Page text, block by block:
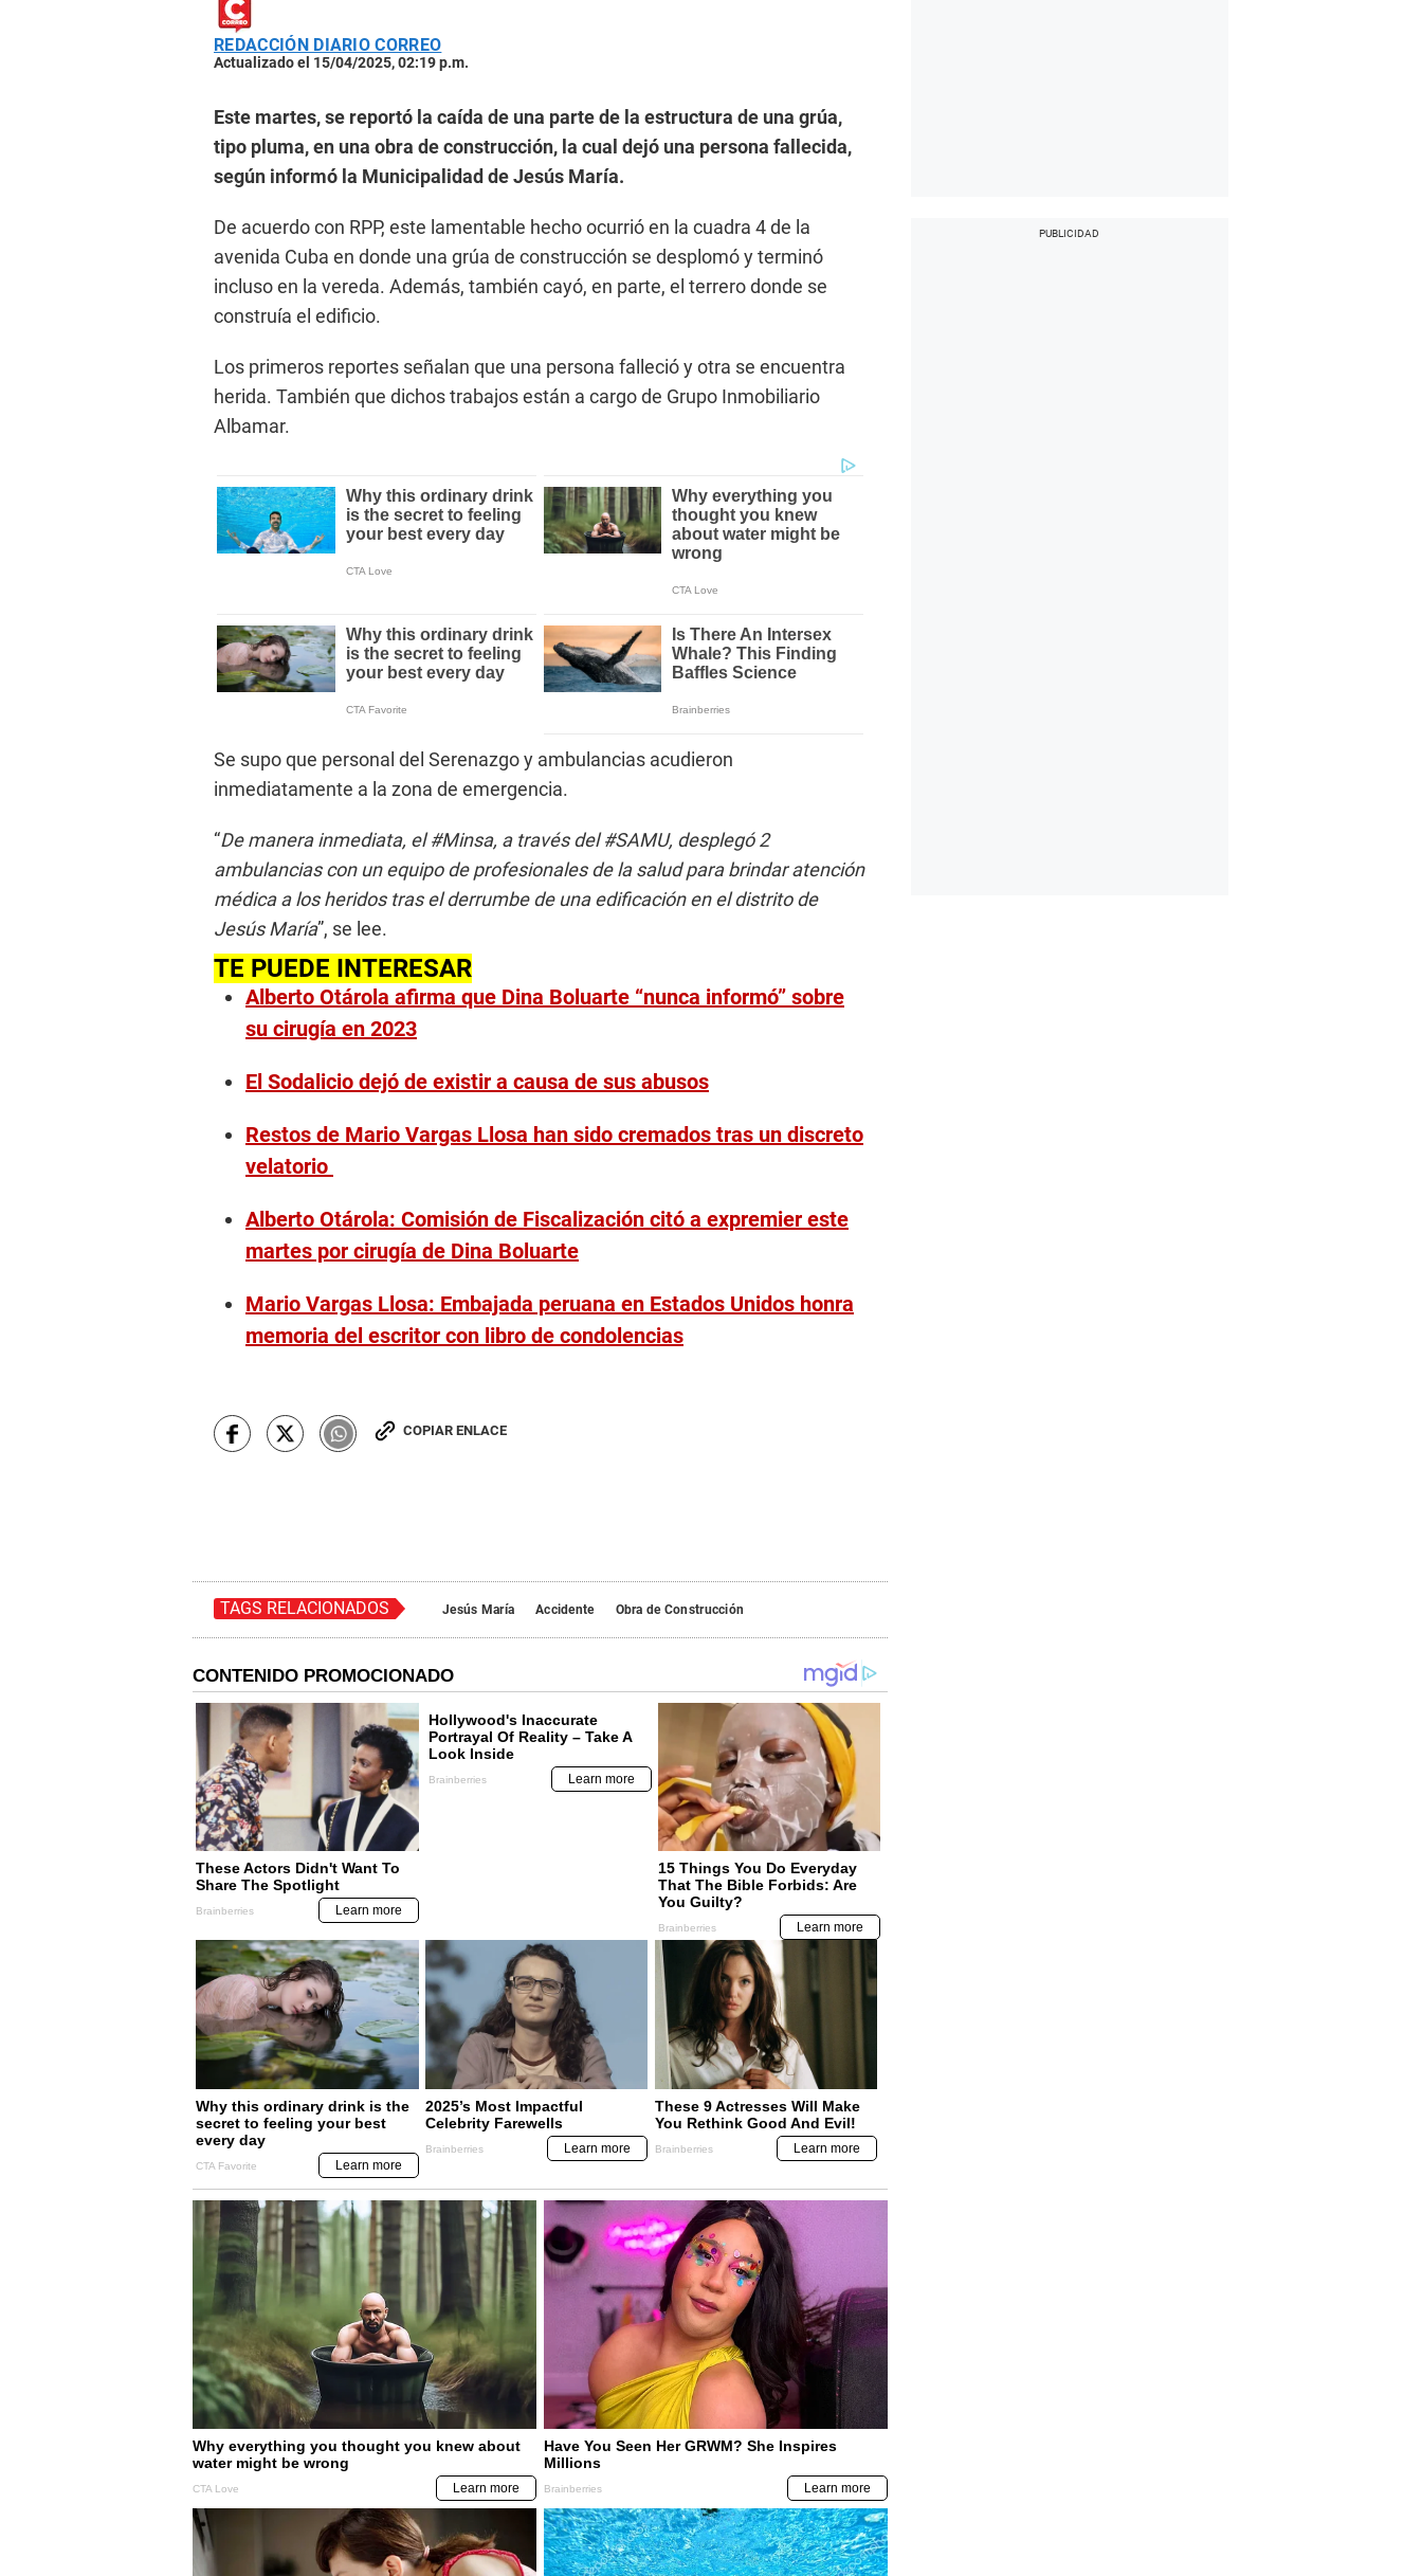
REDACCIÓN DIARIO CORREO
Actualizado el 15/04/2025, 02:19 p.m.
Este martes, se reportó la caída de una parte de la estructura de una grúa,
tipo pluma, en una obra de construcción, la cual dejó una persona fallecida,
según informó la Municipalidad de Jesús María.
De acuerdo con RPP, este lamentable hecho ocurrió en la cuadra 4 de la
avenida Cuba en donde una grúa de construcción se desplomó y terminó
incluso en la vereda. Además, también cayó, en parte, el terrero donde se
construía el edificio.
Los primeros reportes señalan que una persona falleció y otra se encuentra
herida. También que dichos trabajos están a cargo de Grupo Inmobiliario
Albamar.
Se supo que personal del Serenazgo y ambulancias acudieron
inmediatamente a la zona de emergencia.
“De manera inmediata, el #Minsa, a través del #SAMU, desplegó 2
ambulancias con un equipo de profesionales de la salud para brindar atención
médica a los heridos tras el derrumbe de una edificación en el distrito de
Jesús María”, se lee.
TE PUEDE INTERESAR
Alberto Otárola afirma que Dina Boluarte “nunca informó” sobre
su cirugía en 2023
El Sodalicio dejó de existir a causa de sus abusos
Restos de Mario Vargas Llosa han sido cremados tras un discreto
velatorio
Alberto Otárola: Comisión de Fiscalización citó a expremier este
martes por cirugía de Dina Boluarte
Mario Vargas Llosa: Embajada peruana en Estados Unidos honra
memoria del escritor con libro de condolencias
COPIAR ENLACE
TAGS RELACIONADOS Jesús María Accidente Obra de Construcción